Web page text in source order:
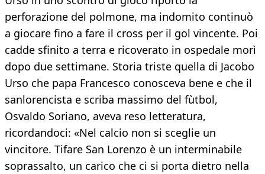
perforazione del polmone, ma indomito continuò
a giocare fino a fare il cross per il gol vincente. Poi
cadde sfinito a terra e ricoverato in ospedale morì
dopo due settimane. Storia triste quella di Jacobo
Urso che papa Francesco conosceva bene e che il
sanlorencista e scriba massimo del fùtbol,
Osvaldo Soriano, aveva reso letteratura,
ricordandoci: «Nel calcio non si sceglie un
vincitore. Tifare San Lorenzo è un interminabile
soprassalto, un carico che ci si porta dietro nella